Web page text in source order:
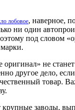
лобовое, наверное,
ни один
под словом
не
другое дело,
товар.
крупные заводы,